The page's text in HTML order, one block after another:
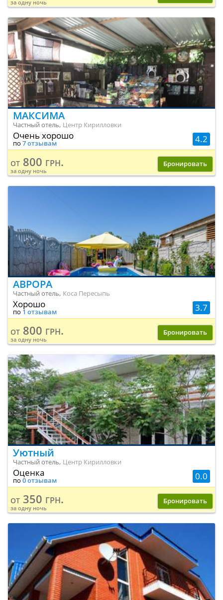
за одну ночь
МАКСИМА
Частный отель, Центр Кирилловки
4.2
Очень хорошо
по 7 отзывам
от 800 грн.
за одну ночь
Бронировать
АВРОРА
Частный отель, Коса Пересыпь
3.7
Хорошо
по 1 отзывам
от 800 грн.
за одну ночь
Бронировать
Уютный
Частный отель, Центр Кирилловки
0.0
Оценка
по 0 отзывам
от 350 грн.
за одну ночь
Бронировать